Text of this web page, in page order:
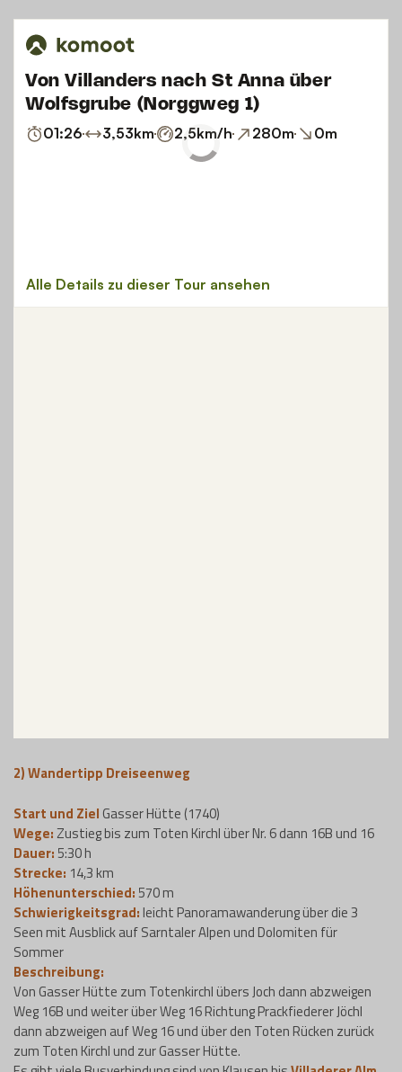
2) Wandertipp Dreiseenweg
Start und Ziel Gasser Hütte (1740)
Wege:Zustieg bis zum Toten Kirchl über Nr. 6 dann 16B und 16
Dauer: 5:30 h
Strecke: 14,3 km
Höhenunterschied: 570 m
Schwierigkeitsgrad:leicht Panoramawanderung über die 3
Seen mit Ausblick auf Sarntaler Alpen und Dolomiten für
Sommer
Beschreibung:
Von Gasser Hütte zum Totenkirchl übers Joch dann abzweigen
Weg 16B und weiter über Weg 16 Richtung Prackfiederer Jöchl
dann abzweigen auf Weg 16 und über den Toten Rücken zurück
zum Toten Kirchl und zur Gasser Hütte.